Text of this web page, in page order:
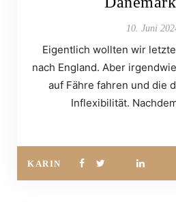
10. Juni
Eigentlich wollten wir
nach England. Aber
auf Fähre fahren und die
Inflexibilität.
KARIN